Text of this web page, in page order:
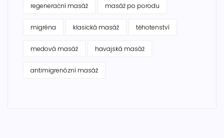
regenerační masáž masáž po porodu
migréna klasická masáž těhotenství
medová masáž havajská masáž
antimigrenózní masáž